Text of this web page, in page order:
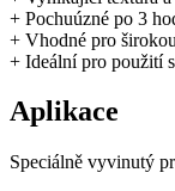
+ Pochuúzné po 3
+ Vhodné pro
+ Ideální pro použití
Aplikace
Speciálně vyvinutý